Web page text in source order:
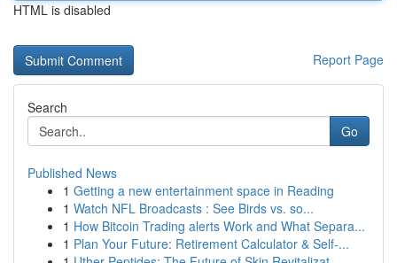
HTML is disabled
Report Page
Search
Go
Published News
1 Getting a new entertainment space in Reading
1 Watch NFL Broadcasts : See Birds vs. so...
1 How Bitcoin Trading alerts Work and What Separa...
1 Plan Your Future: Retirement Calculator & Self-...